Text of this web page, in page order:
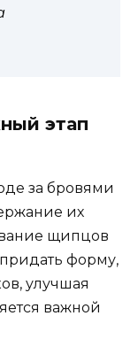
этап
за бровями
их
щипцoв
форму,
улучшая
важной